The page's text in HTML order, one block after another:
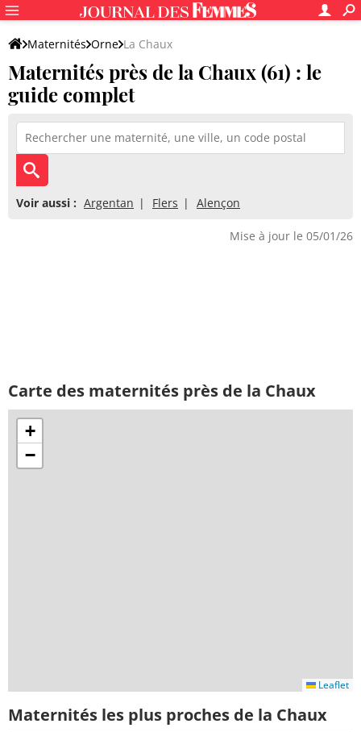
Maternités Orne La Chaux
Maternités près de la Chaux (61) : le
guide complet
Voir aussi : Argentan Flers Alençon
Mise à jour le 05/01/26
Carte des maternités près de la Chaux
+
−
Leaflet
Maternités les plus proches de la Chaux